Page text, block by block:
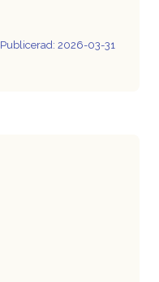
Publicerad: 2026-03-31